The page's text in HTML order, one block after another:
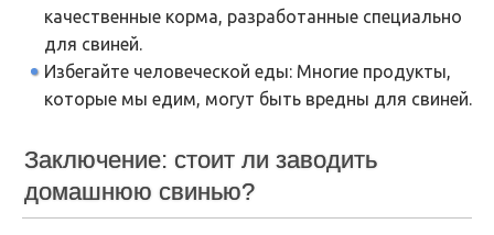
качественные корма, разработанные специально
для свиней.
Избегайте человеческой еды: Многие продукты,
которые мы едим, могут быть вредны для свиней.
Заключение: стоит ли заводить
домашнюю свинью?